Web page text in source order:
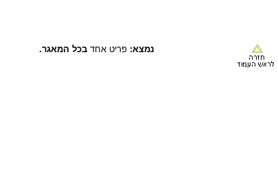
נמצא: פריט אחד בכל המאגר.